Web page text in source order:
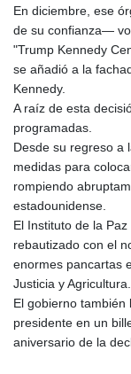
En diciembre, ese
de su confianza—
"Trump Kennedy
se añadió a la
Kennedy.
A raíz de esta
programadas.
Desde su regreso a
medidas para
rompiendo
estadounidense.
El Instituto de la
rebautizado con el
enormes pancartas
Justicia y Agricultura.
El gobierno
presidente en un
aniversario de la